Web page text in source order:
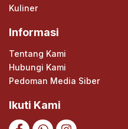
Kuliner
Informasi
Tentang Kami
Hubungi Kami
Pedoman Media Siber
Ikuti Kami